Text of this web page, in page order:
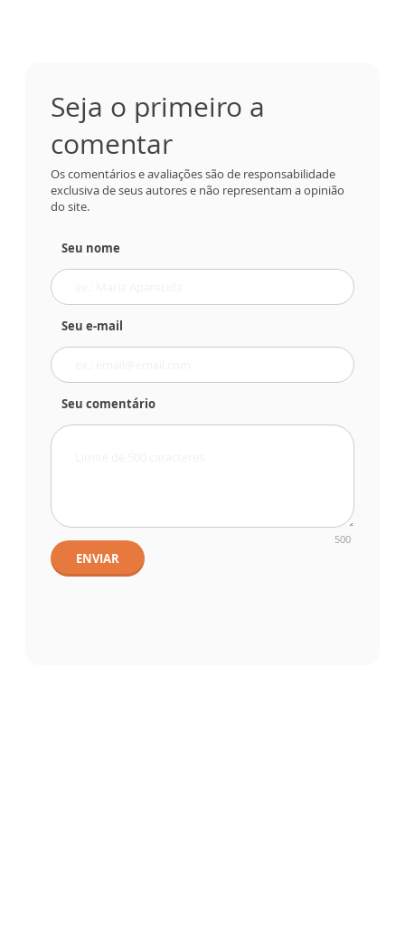
Seja o primeiro a
comentar
Os comentários e avaliações são de responsabilidade
exclusiva de seus autores e não representam a opinião
do site.
Seu nome
Seu e-mail
Seu comentário
500
ENVIAR